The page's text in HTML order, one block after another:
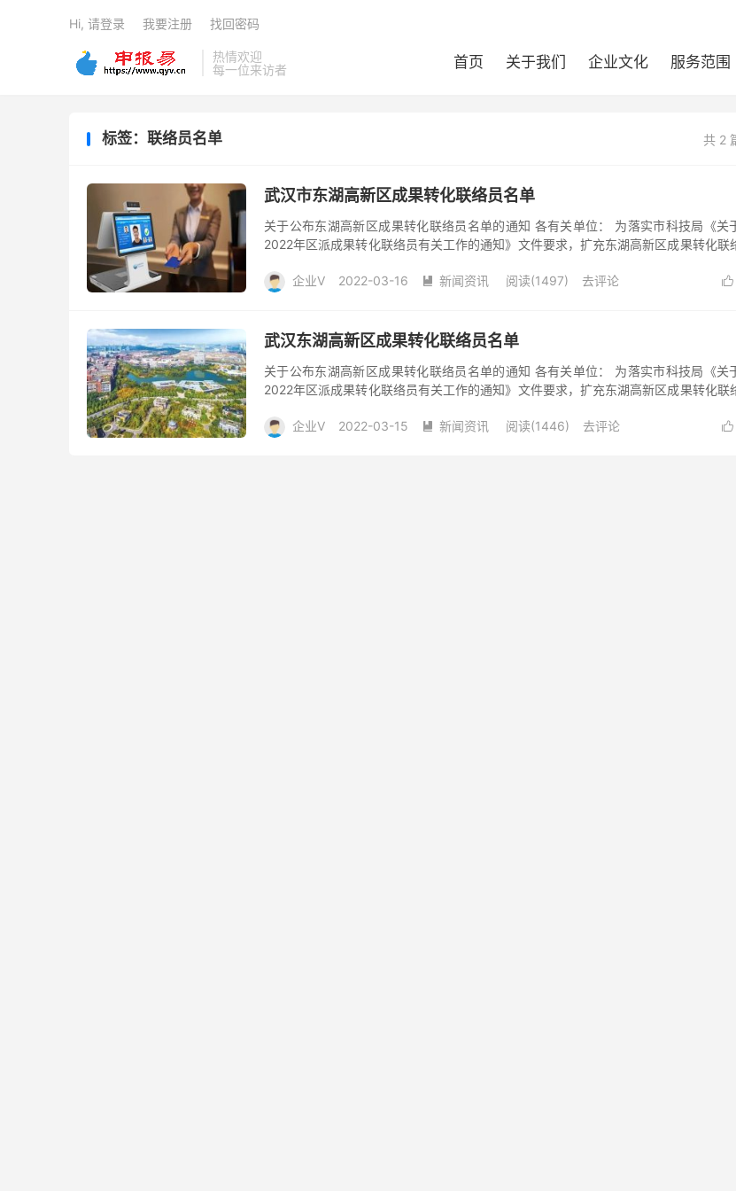
热情欢迎
每一位来访者
首页 关于我们 企业文化 服务范围
Hi, 请登录 我要注册 找回密码
共 2
标签：联络员名单
武汉市东湖高新区成果转化联络员名单
关于公布东湖高新区成果转化联络员名单的通知 各有关单位： 为落实市科技局《关
2022年区派成果转化联络员有关工作的通知》文件要求，扩充东湖高新区成果转化联

企业V 2022-03-16  新闻资讯 阅读(1497) 去评论
武汉东湖高新区成果转化联络员名单
关于公布东湖高新区成果转化联络员名单的通知 各有关单位： 为落实市科技局《关
2022年区派成果转化联络员有关工作的通知》文件要求，扩充东湖高新区成果转化联

企业V 2022-03-15  新闻资讯 阅读(1446) 去评论